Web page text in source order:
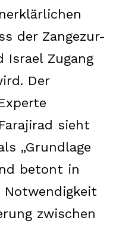
der Zangezur-
Israel Zugang
Der
sieht
„Grundlage
betont in
Notwendigkeit
zwischen